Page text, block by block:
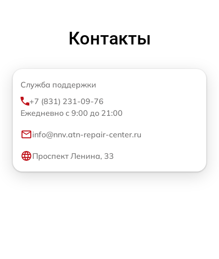
Контакты
Служба поддержки
+7 (831) 231-09-76
Ежедневно с 9:00 до 21:00
info@nnv.atn-repair-center.ru
Проспект Ленина, 33